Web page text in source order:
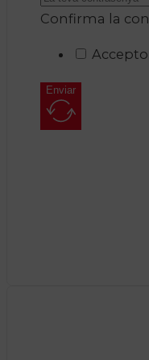
Confirma la
Enviar